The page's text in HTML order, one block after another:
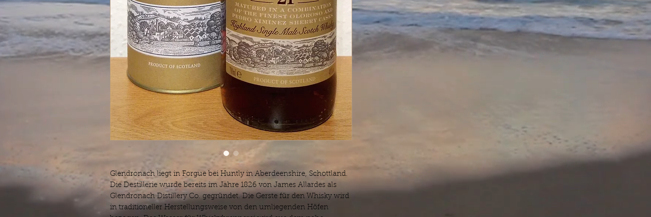
Glendronach liegt in Forgue bei Huntly in Aberdeenshire, Schottland.
Die Destillerie wurde bereits im Jahre 1826 von James Allardes als
Glendronach Distillery Co. gegründet. Die Gerste für den Whisky wird
in traditioneller Herstellungsweise von den umliegenden Höfen
Abgang: Extrem lang, schwer und mundfüllend,
kandierte Orangenschalen, sehr trocken, voll von
Eiche und altem Holz, dominant und fordernd. Ein
dunkler, wunderschöner Single Malt - toller